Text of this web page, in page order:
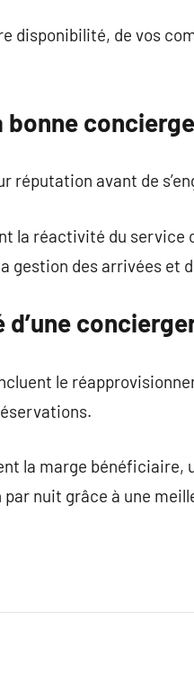
disponibilité, de vos
bonne
réputation avant de
la réactivité du
gestion des arrivées et
le
la marge
par nuit grâce à une